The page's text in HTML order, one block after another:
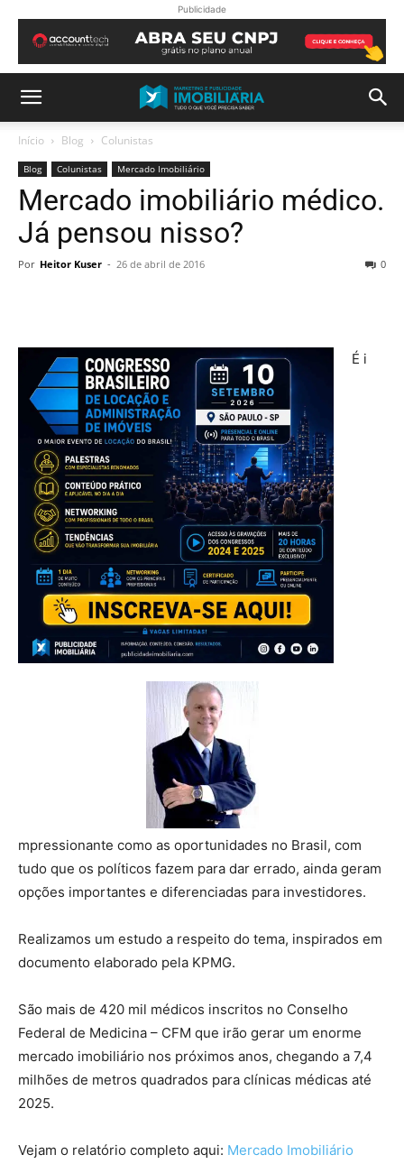
Publicidade
Início Blog Colunistas
Blog Colunistas Mercado Imobiliário
Mercado imobiliário médico.
Já pensou nisso?
Por Heitor Kuser - 26 de abril de 2016 0
É i
mpressionante como as oportunidades no Brasil, com
tudo que os políticos fazem para dar errado, ainda geram
opções importantes e diferenciadas para investidores.
Realizamos um estudo a respeito do tema, inspirados em
documento elaborado pela KPMG.
São mais de 420 mil médicos inscritos no Conselho
Federal de Medicina – CFM que irão gerar um enorme
mercado imobiliário nos próximos anos, chegando a 7,4
milhões de metros quadrados para clínicas médicas até
2025.
Vejam o relatório completo aqui: Mercado Imobiliário